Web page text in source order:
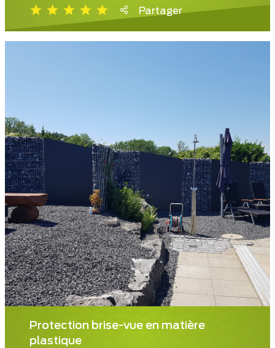
Partager
Protection brise-vue en matière
plastique